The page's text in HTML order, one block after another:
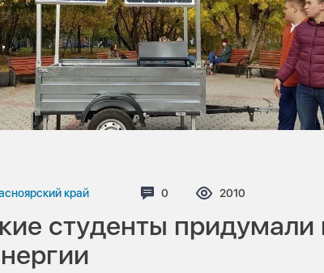
край Комментариев:
0 Просмотров:
2010
студенты придумали